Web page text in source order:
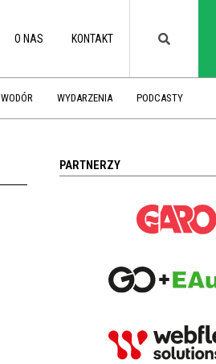
O NAS KONTAKT
WODÓR WYDARZENIA PODCASTY
PARTNERZY